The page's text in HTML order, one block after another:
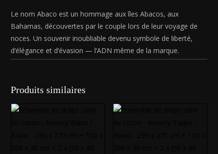
Le nom Abaco est un hommage aux îles Abacos, aux
Bahamas, découvertes par le couple lors de leur voyage de
noces. Un souvenir inoubliable devenu symbole de liberté,
d’élégance et d’évasion — l’ADN même de la marque.
Produits similaires